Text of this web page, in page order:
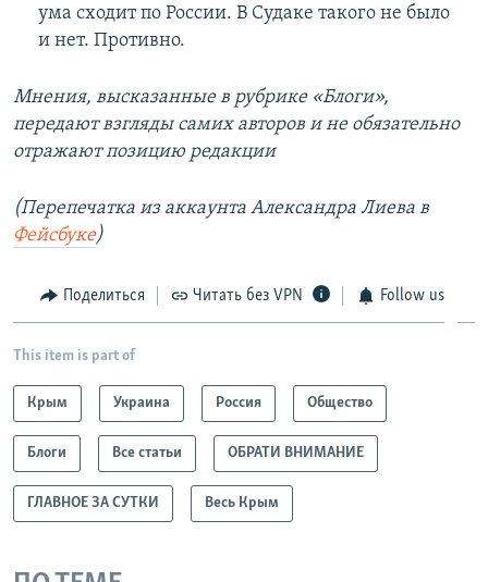
ума сходит по России. В Судаке такого не было
и нет. Противно.
Мнения, высказанные в рубрике «Блоги»,
передают взгляды самих авторов и не обязательно
отражают позицию редакции
(Перепечатка из аккаунта Александра Лиева в
Фейсбуке)
Поделиться Читать без VPN Follow us
This item is part of
Крым Украина Россия Общество
Блоги Все статьи ОБРАТИ ВНИМАНИЕ
ГЛАВНОЕ ЗА СУТКИ Весь Крым